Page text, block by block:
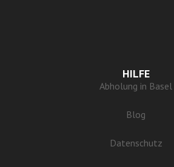
HILFE
Abholung in Basel
Blog
Datenschutz